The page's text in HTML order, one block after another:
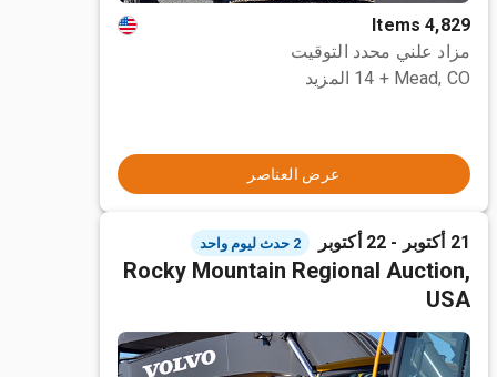
4,829 Items
مزاد علني محدد التوقيت
Mead, CO + 14 المزيد
عرض العناصر
21 أكتوبر - 22 أكتوبر 2 حدث ليوم واحد
Rocky Mountain Regional Auction,
USA